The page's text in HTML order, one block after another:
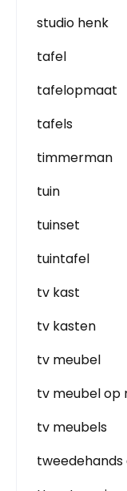
studio henk
tafel
tafelopmaat
tafels
timmerman
tuin
tuinset
tuintafel
tv kast
tv kasten
tv meubel
tv meubel op
tv meubels
tweedehands